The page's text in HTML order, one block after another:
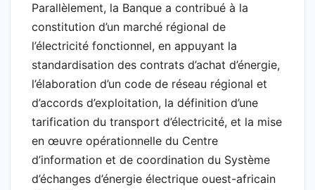
Parallèlement, la Banque a contribué à la
constitution d’un marché régional de
l’électricité fonctionnel, en appuyant la
standardisation des contrats d’achat d’énergie,
l’élaboration d’un code de réseau régional et
d’accords d’exploitation, la définition d’une
tarification du transport d’électricité, et la mise
en œuvre opérationnelle du Centre
d’information et de coordination du Système
d’échanges d’énergie électrique ouest-africain